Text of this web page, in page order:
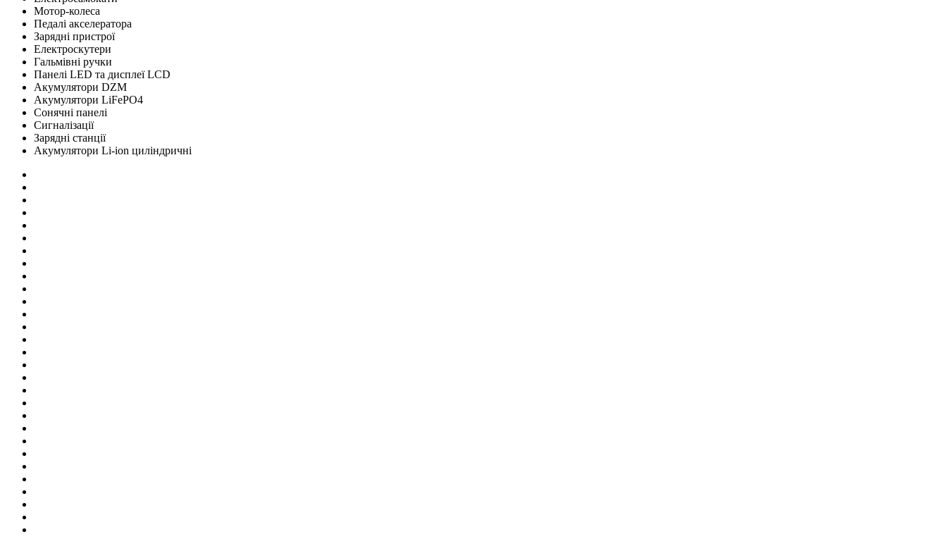
Мотор-колеса
Педалі акселератора
Зарядні пристрої
Електроскутери
Гальмівні ручки
Панелі LED та дисплеї LCD
Акумулятори DZM
Акумулятори LiFePO4
Сонячні панелі
Сигналізації
Зарядні станції
Акумулятори Li-ion циліндричні